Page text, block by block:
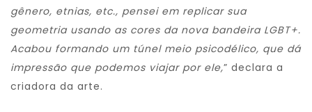
gênero, etnias, etc., pensei em replicar sua
geometria usando as cores da nova bandeira LGBT+.
Acabou formando um túnel meio psicodélico, que dá
impressão que podemos viajar por ele,” declara a
criadora da arte.